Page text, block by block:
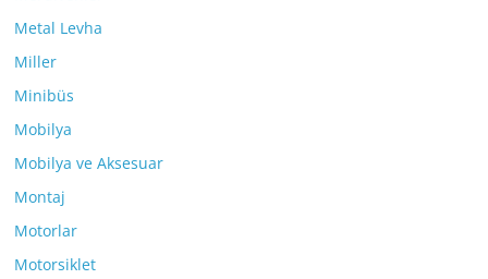
Metal Levha
Miller
Minibüs
Mobilya
Mobilya ve Aksesuar
Montaj
Motorlar
Motorsiklet